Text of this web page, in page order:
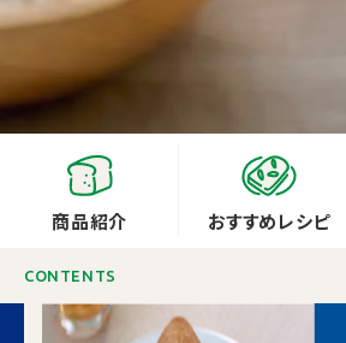
商品紹介 おすすめレシピ
CONTENTS